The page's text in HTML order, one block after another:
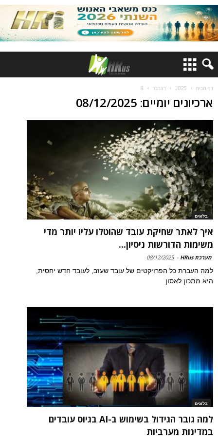
דף הבית 2025 דצמבר 8
ארכיונים יומיים: 08/12/2025
בלוגים
איך לאתר שחיקת עובד שהוטלו עליו יותר מדי
משימות הדורשות ניסיון...
מערכת HRus -
08/12/2025
למה העברת כל הפרויקטים של עובד שעזב, לעובד חדש יחסית,
היא מתכון לאסון
בלוגים
למה גובר הגידול בשימוש ב-AI בגיוס עובדים
במדינות מערביות